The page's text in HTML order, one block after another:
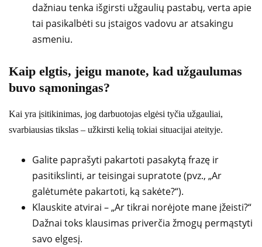
dažniau tenka išgirsti užgaulių pastabų, verta apie
tai pasikalbėti su įstaigos vadovu ar atsakingu
asmeniu.
Kaip elgtis, jeigu manote, kad užgaulumas
buvo sąmoningas?
Kai yra įsitikinimas, jog darbuotojas elgėsi tyčia užgauliai,
svarbiausias tikslas – užkirsti kelią tokiai situacijai ateityje.
Galite paprašyti pakartoti pasakytą frazę ir
pasitikslinti, ar teisingai supratote (pvz., „Ar
galėtumėte pakartoti, ką sakėte?“).
Klauskite atvirai – „Ar tikrai norėjote mane įžeisti?“
Dažnai toks klausimas priverčia žmogų permąstyti
savo elgesį.